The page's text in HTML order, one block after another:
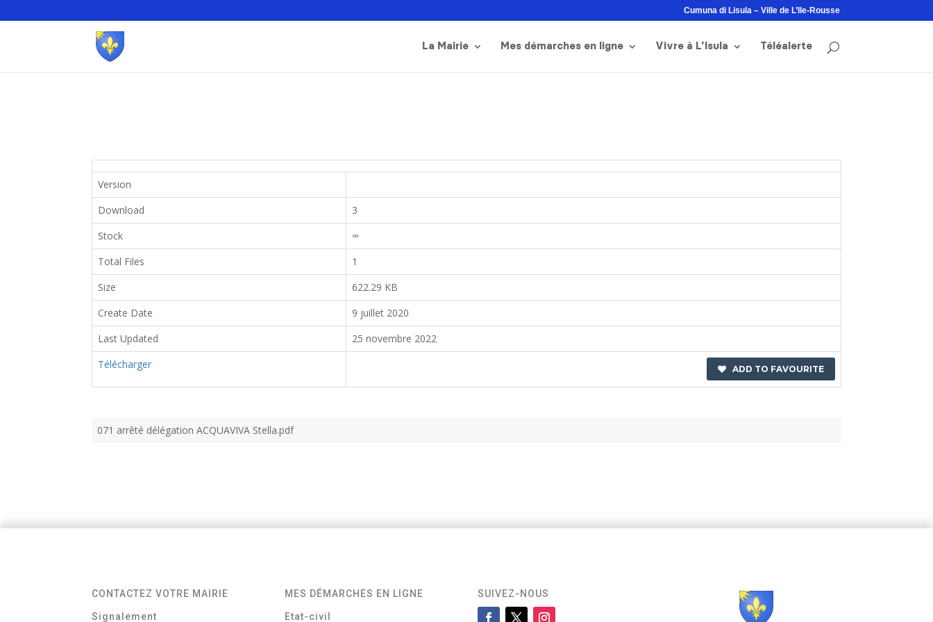
Cumuna di Lisula – Ville de L’Ile-Rousse
La Mairie Mes démarches en ligne Vivre à L’Isula Téléalerte
Version
Download
3
Stock
∞
Total Files
1
Size
622.29 KB
Create Date
9 juillet 2020
Last Updated
25 novembre 2022
Télécharger
ADD TO FAVOURITE
071 arrêté délégation ACQUAVIVA Stella.pdf
CONTACTEZ VOTRE MAIRIE
Signalement
MES DÉMARCHES EN LIGNE
Etat-civil
SUIVEZ-NOUS